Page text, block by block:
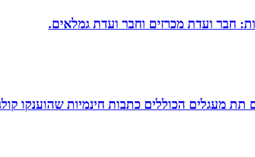
חבר ועדת מכרזים וחבר ועדת גמלאים.
תת מעגלים הכוללים כתבות חינמיות שהוענקו